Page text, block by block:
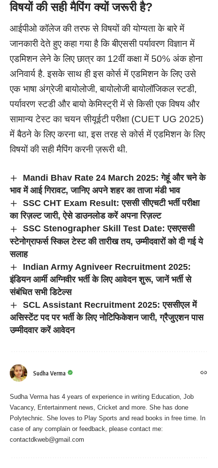
विषयों की सही मैपिंग क्यों जरूरी है?
आईपीओ कॉलेज की तरफ से विषयों की योग्यता के बारे में
जानकारी देते हुए कहा गया है कि बीएससी पर्यावरण विज्ञान में
एडमिशन लेने के लिए छात्र का 12वीं कक्षा में 50% अंक होना
अनिवार्य है. इसके साथ ही इस कोर्स में एडमिशन के लिए उसे
एक भाषा अंग्रेजी बायोलोजी, बायोलोजी बायोलॉजिकल स्टडी,
पर्यावरण स्टडी और बायो केमिस्ट्री में से किसी एक विषय और
सामान्य टेस्ट का चयन सीयूईटी परीक्षा (CUET UG 2025)
में बैठने के लिए करना था, इस तरह से कोर्स में एडमिशन के लिए
विषयों की सही मैपिंग करनी ज़रूरी थी.
Mandi Bhav Rate 24 March 2025: गेहूं और चने के
भाव में आई गिरावट, जानिए अपने शहर का ताजा मंडी भाव
SSC CHT Exam Result: एससी सीएचटी भर्ती परीक्षा
का रिज़ल्ट जारी, ऐसे डाउनलोड करें अपना रिज़ल्ट
SSC Stenographer Skill Test Date: एसएससी
स्टेनोग्राफर्स स्किल टेस्ट की तारीख तय, उम्मीदवारों को दी गई ये
सलाह
Indian Army Agniveer Recruitment 2025:
इंडियन आर्मी अग्निवीर भर्ती के लिए आवेदन शुरू, जानें भर्ती से
संबंधित सभी डिटेल्स
SCL Assistant Recruitment 2025: एससीएल में
असिस्टेंट पद पर भर्ती के लिए नोटिफिकेशन जारी, ग्रैजुएशन पास
उम्मीदवार करें आवेदन
Sudha Verma
Sudha Verma has 4 years of experience in writing Education, Job
Vacancy, Entertainment news, Cricket and more. She has done
Polytechnic. She loves to Play Sports and read books in free time. In
case of any complain or feedback, please contact me:
contactdkweb@gmail.com